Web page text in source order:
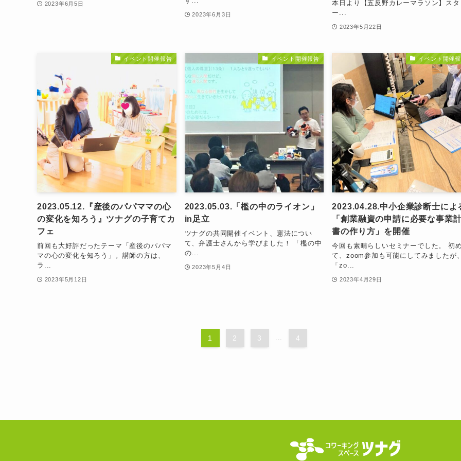
2023年6月5日
2023年6月3日
本日より【五反野カレーマラソン】スタ
ー...
2023年5月22日
イベント開催報告
2023.05.12.『産後のパパママの心
の変化を知ろう』ツナグの子育てカ
フェ
前回も大好評だったテーマ「産後のパパマ
マの心の変化を知ろう」。講師の方は、
ラ...
2023年5月12日
イベント開催報告
2023.05.03.「檻の中のライオン」
in足立
ツナグの共同開催イベント、憲法につい
て、弁護士さんから学びました！ 「檻の中
の...
2023年5月4日
イベント開催
2023.04.28.中小企業診断士によ
「創業融資の申請に必要な事業
書の作り方」を開催
今回も素晴らしいセミナーでした。 初
て、zoom参加も可能にしてみましたが
「zo...
2023年4月29日
1 2 3 ... 4